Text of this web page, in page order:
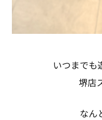
いつまでも
堺店
なん